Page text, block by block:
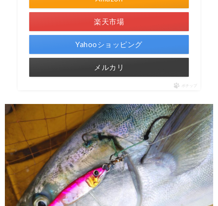
楽天市場
Yahooショッピング
メルカリ
ポチップ